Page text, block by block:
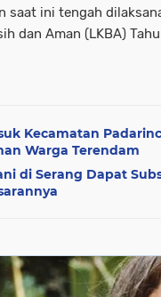
saat ini tengah
dan Aman (LKBA)
Kecamatan
Warga Terendam
di Serang Dapat